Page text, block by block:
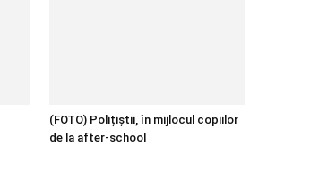
(FOTO) Polițiștii, în mijlocul copiilor
de la after-school